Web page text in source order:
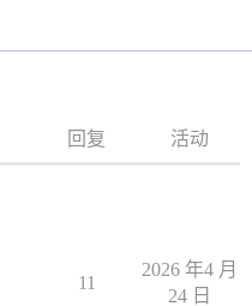
回复 活动
11
2026 年4 月
24 日